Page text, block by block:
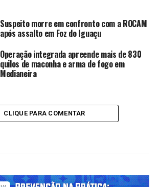
Suspeito morre em confronto com a ROCAM
após assalto em Foz do Iguaçu
Operação integrada apreende mais de 830
quilos de maconha e arma de fogo em
Medianeira
CLIQUE PARA COMENTAR